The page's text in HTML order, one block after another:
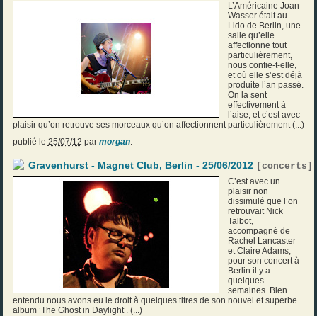
L’Américaine Joan
Wasser était au
Lido de Berlin, une
salle qu’elle
affectionne tout
particulièrement,
nous confie-t-elle,
et où elle s’est déjà
produite l’an passé.
On la sent
effectivement à
l’aise, et c’est avec
plaisir qu’on retrouve ses morceaux qu’on affectionnent particulièrement (...)
publié le 25/07/12 par morgan.
Gravenhurst - Magnet Club, Berlin - 25/06/2012 [concerts ]
C’est avec un
plaisir non
dissimulé que l’on
retrouvait Nick
Talbot,
accompagné de
Rachel Lancaster
et Claire Adams,
pour son concert à
Berlin il y a
quelques
semaines. Bien
entendu nous avons eu le droit à quelques titres de son nouvel et superbe
album ’The Ghost in Daylight’. (...)